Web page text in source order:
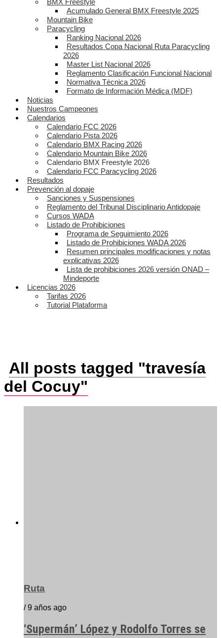
BMX Freestyle
Acumulado General BMX Freestyle 2025
Mountain Bike
Paracycling
Ranking Nacional 2026
Resultados Copa Nacional Ruta Paracycling
2026
Master List Nacional 2026
Reglamento Clasificación Funcional Nacional
Normativa Técnica 2026
Formato de Información Médica (MDF)
Noticias
Nuestros Campeones
Calendarios
Calendario FCC 2026
Calendario Pista 2026
Calendario BMX Racing 2026
Calendario Mountain Bike 2026
Calendario BMX Freestyle 2026
Calendario FCC Paracycling 2026
Resultados
Prevención al dopaje
Sanciones y Suspensiones
Reglamento del Tribunal Disciplinario Antidopaje
Cursos WADA
Listado de Prohibiciones
Programa de Seguimiento 2026
Listado de Prohibiciones WADA 2026
Resumen principales modificaciones y notas
explicativas 2026
Lista de prohibiciones 2026 versión ONAD –
Mindeporte
Licencias 2026
Tarifas 2026
Tutorial Plataforma
All posts tagged "travesía
del Cocuy"
Ruta
/ 9 años ago
‘Supermán’ López y Rodolfo Torres se